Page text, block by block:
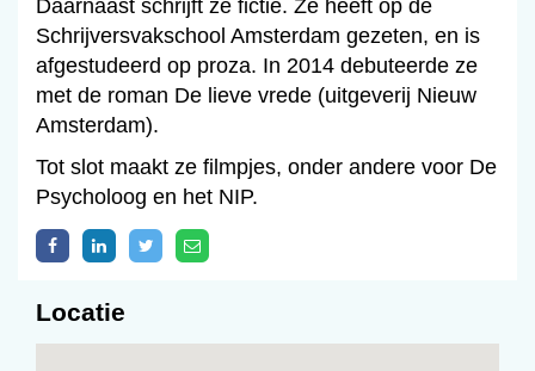
Daarnaast schrijft ze fictie. Ze heeft op de
Schrijversvakschool Amsterdam gezeten, en is
afgestudeerd op proza. In 2014 debuteerde ze
met de roman De lieve vrede (uitgeverij Nieuw
Amsterdam).
Tot slot maakt ze filmpjes, onder andere voor De
Psycholoog en het NIP.
Locatie